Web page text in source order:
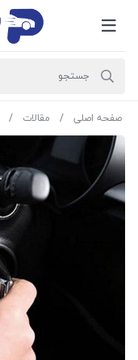
صفحه اصلی مقالات